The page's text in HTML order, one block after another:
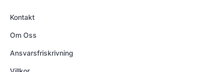
Kontakt
Om Oss
Ansvarsfriskrivning